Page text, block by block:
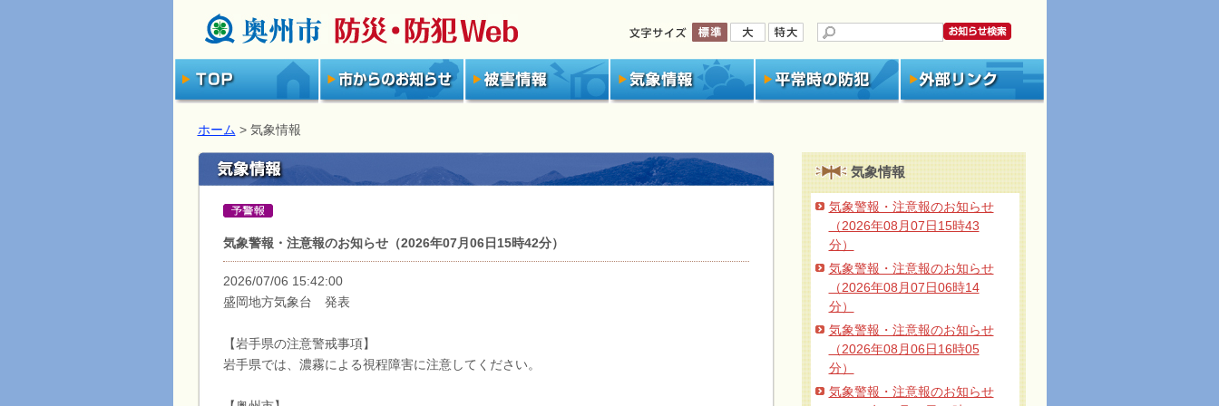
ホーム > 気象情報
気象警報・注意報のお知らせ（2026年07月06日15時42分）
2026/07/06 15:42:00
盛岡地方気象台 発表
【岩手県の注意警戒事項】
岩手県では、濃霧による視程障害に注意してください。
気象情報
気象警報・注意報のお知らせ
（2026年08月07日15時43
分）
気象警報・注意報のお知らせ
（2026年08月07日06時14
分）
気象警報・注意報のお知らせ
（2026年08月06日16時05
分）
気象警報・注意報のお知らせ